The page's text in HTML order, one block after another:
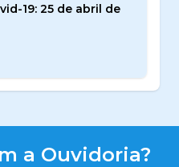
19: 25 de abril de
a Ouvidoria?